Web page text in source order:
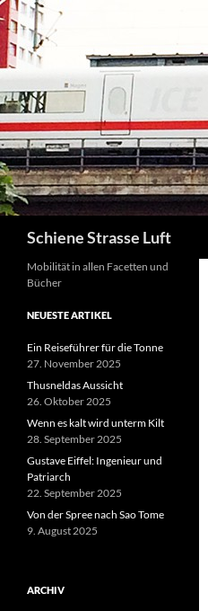
Zum
Inhalt
springen
Schiene Strasse Luft
Mobilität in allen Facetten und
Bücher
NEUESTE ARTIKEL
Ein Reiseführer für die Tonne
27. November 2025
Thusneldas Aussicht
26. Oktober 2025
Wenn es kalt wird unterm Kilt
28. September 2025
Gustave Eiffel: Ingenieur und
Patriarch
22. September 2025
Von der Spree nach Sao Tome
9. August 2025
ARCHIV